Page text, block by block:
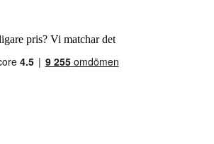
pris? Vi matchar det